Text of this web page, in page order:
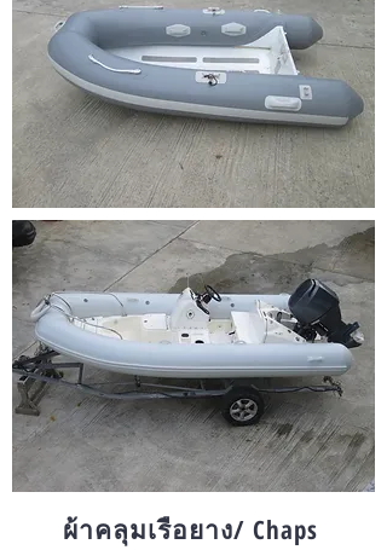
ผ้าคลุมเรือยาง/ Chaps